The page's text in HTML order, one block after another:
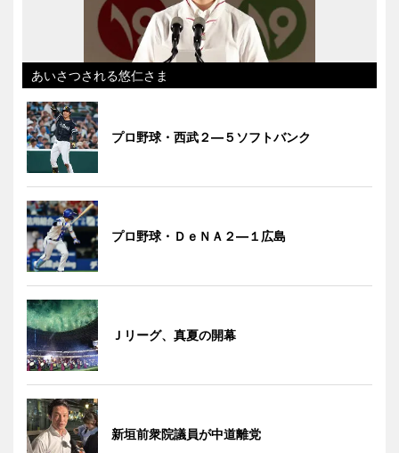
あいさつされる悠仁さま
プロ野球・西武２―５ソフトバンク
プロ野球・ＤｅＮＡ２―１広島
Ｊリーグ、真夏の開幕
新垣前衆院議員が中道離党